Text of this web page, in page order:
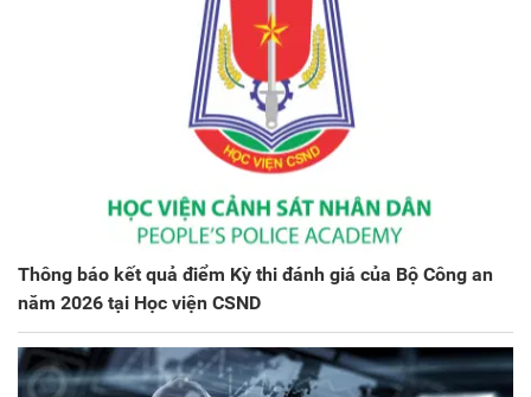
Thông báo kết quả điểm Kỳ thi đánh giá của Bộ Công an
năm 2026 tại Học viện CSND